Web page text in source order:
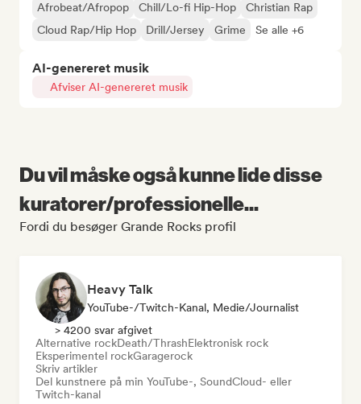
Afrobeat/Afropop Chill/Lo-fi Hip-Hop
Christian Rap
Cloud Rap/Hip Hop
Drill/Jersey Grime Se alle +6
AI-genereret musik
Afviser AI-genereret musik
Du vil måske også kunne lide disse
kuratorer/professionelle...
Fordi du besøger Grande Rocks profil
Heavy Talk
YouTube-/Twitch-Kanal, Medie/journalist
> 4200 svar afgivet
Alternative rockDeath/ThrashElektronisk rock
Eksperimentel rockGaragerock
Skriv artikler
Del kunstnere på min YouTube-, SoundCloud- eller
Twitch-kanal